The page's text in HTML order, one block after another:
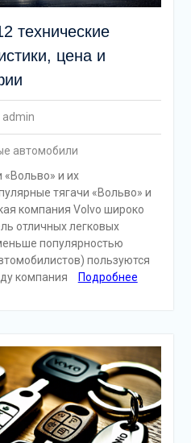
технические
цена и
admin
автомобили
и их
тягачи «Вольво» и
компания Volvo широко
отличных легковых
популярностью
пользуются
компания
Подробнее